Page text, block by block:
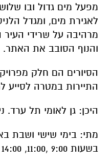
מפעל מים גדול ובו
לאגירת מים, ומגדל
מרהיבה על שרידי
והנוף הסובב את האתר.
הסיורים הם חלק
התיירות במטרה לסייע
היכן: גן לאומי תל ערד.
בשעות 9:00 ,11:00, 14:00